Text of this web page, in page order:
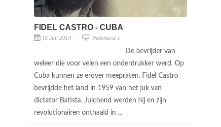
FIDEL CASTRO - CUBA
16 Juli 2019 Nederland 1
De bevrijder van
weleer die voor velen een onderdrukker werd. Op
Cuba kunnen ze erover meepraten. Fidel Castro
bevrijdde het land in 1959 van het juk van
dictator Batista. Juichend werden hij en zijn
revolutionairen onthaald in ...